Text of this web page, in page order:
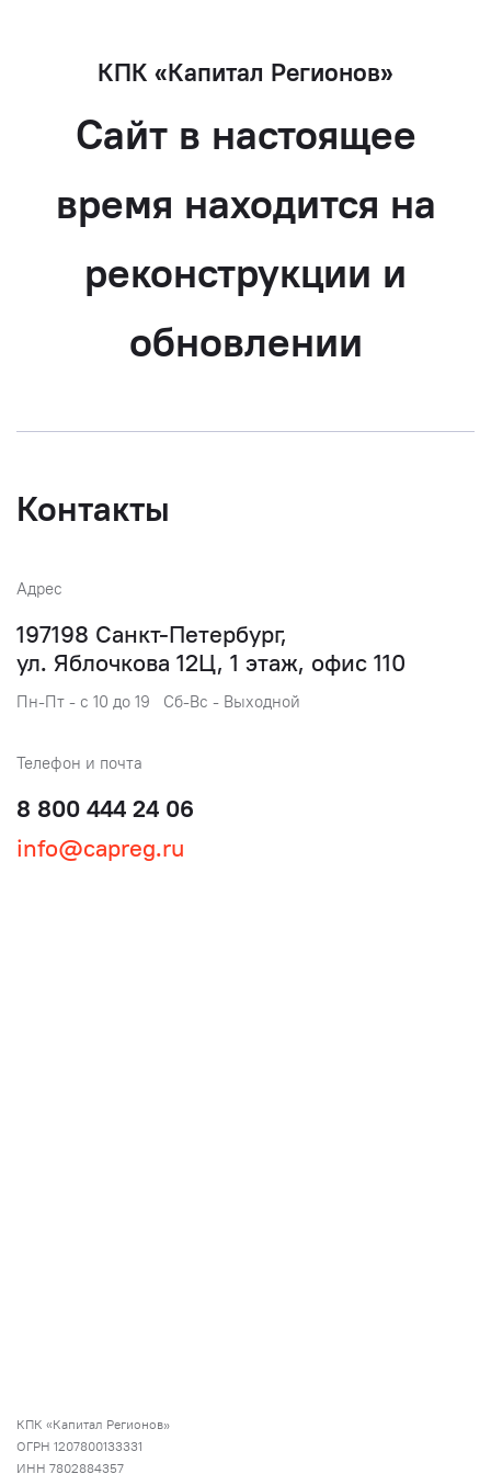
КПК «Капитал Регионов»
Сайт в настоящее
время находится на
реконструкции и
обновлении
Контакты
Адрес
197198 Санкт-Петербург,
ул. Яблочкова 12Ц, 1 этаж, офис 110
Пн-Пт - с 10 до 19 Сб-Вс - Выходной
Телефон и почта
8 800 444 24 06
info@capreg.ru
КПК «Капитал Регионов»
ОГРН 1207800133331
ИНН 7802884357